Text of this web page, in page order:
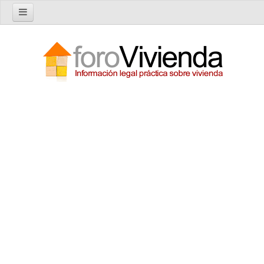
Nuevo tema